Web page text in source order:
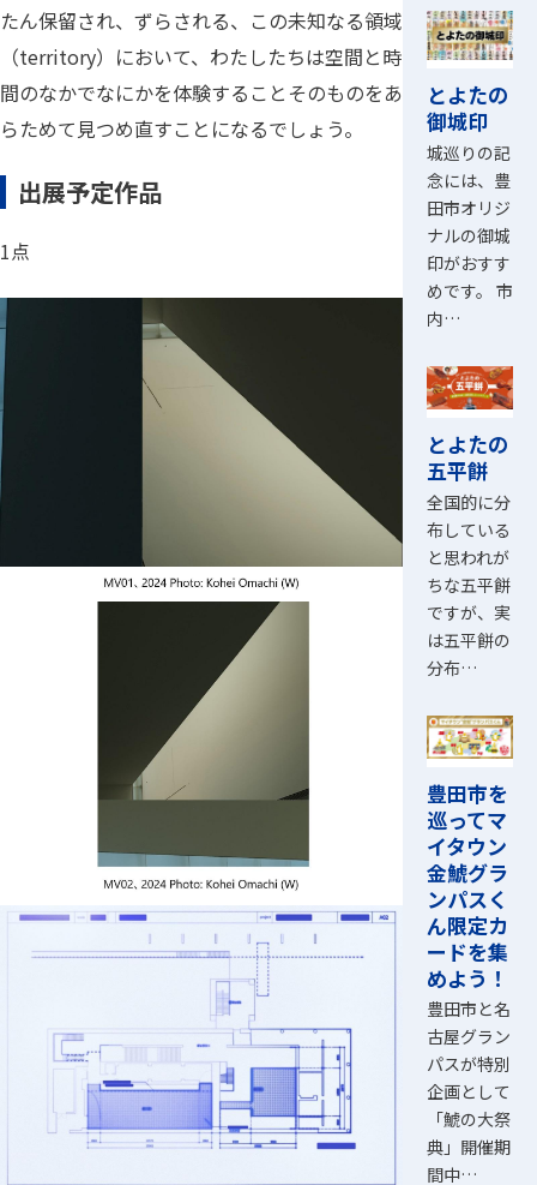
たん保留され、ずらされる、この未知なる領域
（territory）において、わたしたちは空間と時
間のなかでなにかを体験することそのものをあ
らためて見つめ直すことになるでしょう。
出展予定作品
1点
とよたの
御城印
城巡りの記
念には、豊
田市オリジ
ナルの御城
印がおすす
めです。 市
内…
とよたの
五平餅
全国的に分
布している
と思われが
ちな五平餅
ですが、実
は五平餅の
分布…
豊田市を
巡ってマ
イタウン
金鯱グラ
ンパスく
ん限定カ
ードを集
めよう！
豊田市と名
古屋グラン
パスが特別
企画として
「鯱の大祭
典」開催期
間中…